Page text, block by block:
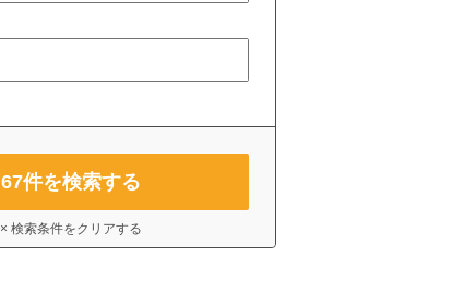
67件を検索する
× 検索条件をクリアする